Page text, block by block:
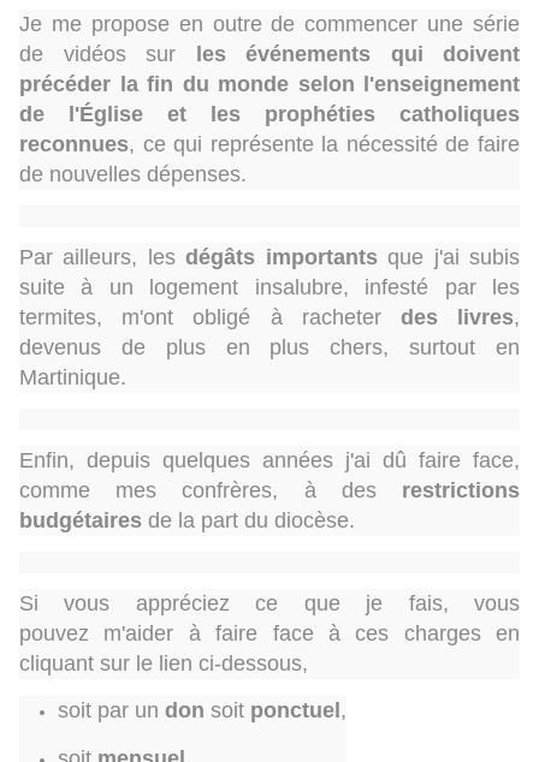
Je me propose en outre de commencer une série
de vidéos sur
les événements qui doivent
précéder la fin du monde selon l'enseignement
de l'Église et les prophéties catholiques
reconnues, ce qui représente la nécessité de faire
de nouvelles dépenses.
Par ailleurs, les dégâts importants que j'ai subis
suite à un logement insalubre, infesté par les
termites, m'ont obligé à racheter
des livres,
devenus de plus en plus chers, surtout en
Martinique.
Enfin, depuis quelques années j'ai dû faire face,
comme mes confrères, à des
restrictions
budgétaires de la part du diocèse.
Si vous appréciez ce que je fais, vous
pouvez m'aider à faire face à ces charges en
cliquant sur le lien ci-dessous,
soit par un don soit ponctuel,